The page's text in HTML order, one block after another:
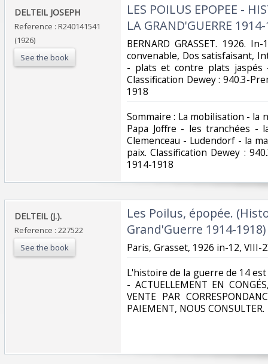
‎DELTEIL JOSEPH‎
Reference : R240141541
(1926)
See the book
‎LES POILUS EPOPEE -
LA GRAND'GUERRE
‎BERNARD GRASSET. 1926.
convenable, Dos satisfaisant,
- plats et contre plats jaspés
Classification Dewey : 940.3-
1918‎
‎Sommaire : La mobilisation - la
Papa Joffre - les tranchées -
Clemenceau - Ludendorf - la
paix. Classification Dewey :
1914-1918‎
‎DELTEIL (J.).‎
Reference : 227522
See the book
‎Les Poilus, épopée.
Grand'Guerre 1914-1918)‎
‎Paris, Grasset, 1926 in-12, VIII-
‎L'histoire de la guerre de 14
- ACTUELLEMENT EN
VENTE PAR
PAIEMENT, NOUS CONSULTER.‎